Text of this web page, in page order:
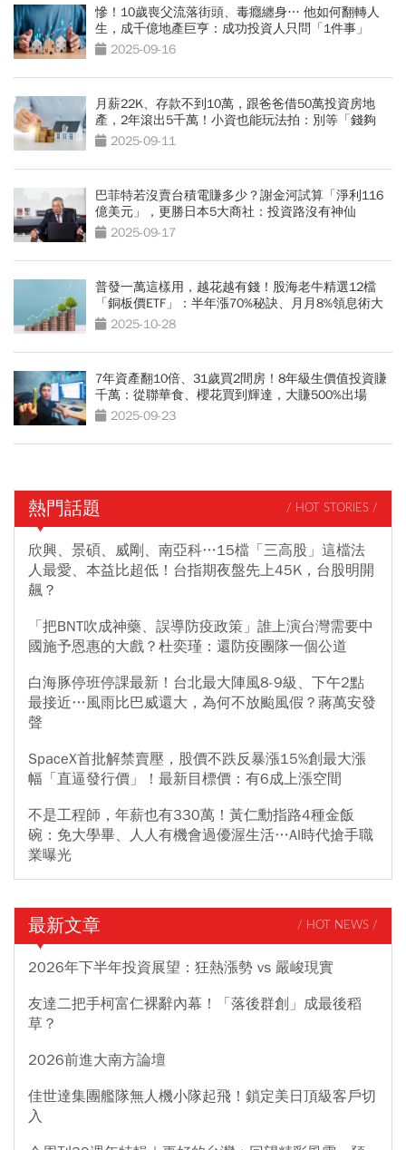
慘！10歲喪父流落街頭、毒癮纏身… 他如何翻轉人
生，成千億地產巨亨：成功投資人只問「1件事」
2025-09-16
月薪22K、存款不到10萬，跟爸爸借50萬投資房地
產，2年滾出5千萬！小資也能玩法拍：別等「錢夠
了」才開始
2025-09-11
巴菲特若沒賣台積電賺多少？謝金河試算「淨利116
億美元」，更勝日本5大商社：投資路沒有神仙
2025-09-17
普發一萬這樣用，越花越有錢！股海老牛精選12檔
「銅板價ETF」：半年漲70%秘訣、月月8%領息術大
公開2025-10-28
7年資產翻10倍、31歲買2間房！8年級生價值投資賺
千萬：從聯華食、櫻花買到輝達，大賺500%出場
2025-09-23
熱門話題 / HOT STORIES /
欣興、景碩、威剛、南亞科…15檔「三高股」這檔法
人最愛、本益比超低！台指期夜盤先上45K，台股明開
飆？
「把BNT吹成神藥、誤導防疫政策」誰上演台灣需要中
國施予恩惠的大戲？杜奕瑾：還防疫團隊一個公道
白海豚停班停課最新！台北最大陣風8-9級、下午2點
最接近…風雨比巴威還大，為何不放颱風假？蔣萬安發
聲
SpaceX首批解禁賣壓，股價不跌反暴漲15%創最大漲
幅「直逼發行價」！最新目標價：有6成上漲空間
不是工程師，年薪也有330萬！黃仁勳指路4種金飯
碗：免大學畢、人人有機會過優渥生活…AI時代搶手職
業曝光
最新文章 / HOT NEWS /
2026年下半年投資展望：狂熱漲勢 vs 嚴峻現實
友達二把手柯富仁裸辭內幕！「落後群創」成最後稻
草？
2026前進大南方論壇
佳世達集團艦隊無人機小隊起飛！鎖定美日頂級客戶切
入